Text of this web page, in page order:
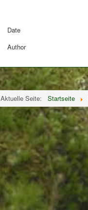
Date
Author
Aktuelle Seite: Startseite